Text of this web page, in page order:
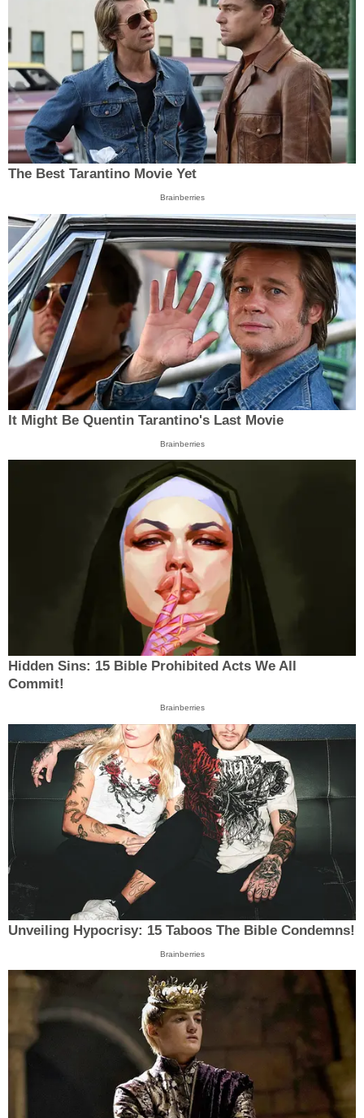
The Best Tarantino Movie Yet
Brainberries
It Might Be Quentin Tarantino's Last Movie
Brainberries
Hidden Sins: 15 Bible Prohibited Acts We All
Commit!
Brainberries
Unveiling Hypocrisy: 15 Taboos The Bible Condemns!
Brainberries